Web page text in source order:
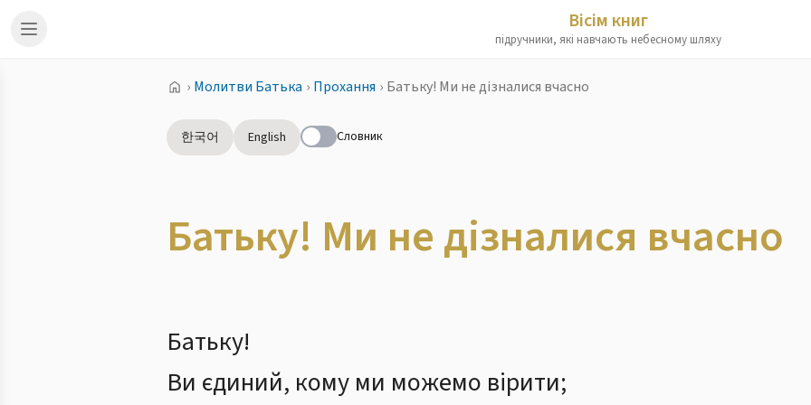
Вісім книг
підручники, які навчають небесному шляху
› Молитви Батька › Прохання › Батьку! Ми не дізналися вчасно
한국어 English Словник
Батьку! Ми не дізналися вчасно
Батьку!
Ви єдиний, кому ми можемо вірити;